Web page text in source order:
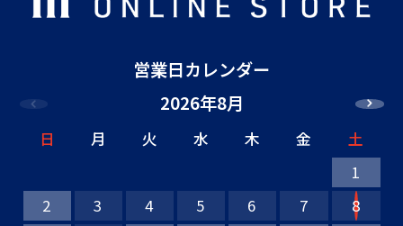
営業日カレンダー
2026年8月
日 月 火 水 木 金
土
1
2
3 4 5 6 7
8